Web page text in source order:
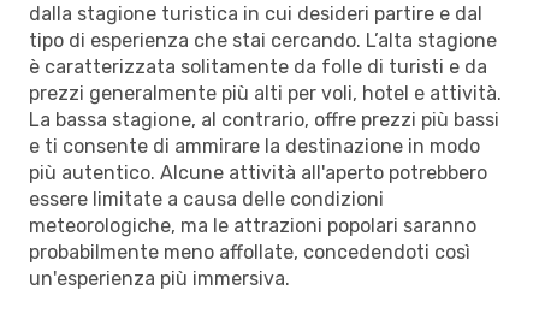
dalla stagione turistica in cui desideri partire e dal
tipo di esperienza che stai cercando. L’alta stagione
è caratterizzata solitamente da folle di turisti e da
prezzi generalmente più alti per voli, hotel e attività.
La bassa stagione, al contrario, offre prezzi più bassi
e ti consente di ammirare la destinazione in modo
più autentico. Alcune attività all'aperto potrebbero
essere limitate a causa delle condizioni
meteorologiche, ma le attrazioni popolari saranno
probabilmente meno affollate, concedendoti così
un'esperienza più immersiva.